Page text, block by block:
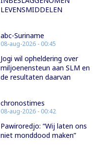
LEVENSMIDDELEN
abc-Suriname
08-aug-2026 - 00:45
Jogi wil opheldering over
miljoenensteun aan SLM en
de resultaten daarvan
chronostimes
08-aug-2026 - 00:42
Pawiroredjo: “Wij laten ons
niet monddood maken”